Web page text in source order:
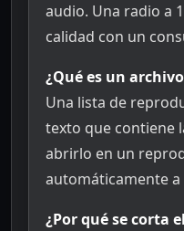
audio. Una radio a
calidad con un
¿Qué es un
Una lista de
texto que contiene
abrirlo en un
automáticamente a
¿Por qué se corta